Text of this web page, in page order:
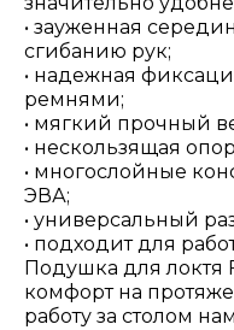
• зауженная
сгибанию рук;
• надежная
ремнями;
• мягкий прочный
• нескользящая
• многослойные
ЭВА;
• универсальный
• подходит для
Подушка для локтя
комфорт на
работу за столом